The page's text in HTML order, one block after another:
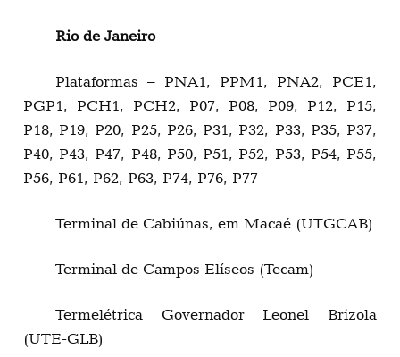
Rio de Janeiro
Plataformas – PNA1, PPM1, PNA2, PCE1,
PGP1, PCH1, PCH2, P07, P08, P09, P12, P15,
P18, P19, P20, P25, P26, P31, P32, P33, P35, P37,
P40, P43, P47, P48, P50, P51, P52, P53, P54, P55,
P56, P61, P62, P63, P74, P76, P77
Terminal de Cabiúnas, em Macaé (UTGCAB)
Terminal de Campos Elíseos (Tecam)
Termelétrica Governador Leonel Brizola
(UTE-GLB)